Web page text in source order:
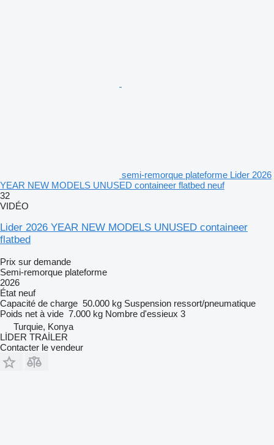
semi-remorque plateforme Lider 2026
YEAR NEW MODELS UNUSED containeer flatbed neuf
32
VIDÉO
Lider 2026 YEAR NEW MODELS UNUSED containeer
flatbed
Prix sur demande
Semi-remorque plateforme
2026
État neuf
Capacité de charge 50.000 kg Suspension ressort/pneumatique
Poids net à vide 7.000 kg Nombre d'essieux 3
Turquie, Konya
LİDER TRAİLER
Contacter le vendeur